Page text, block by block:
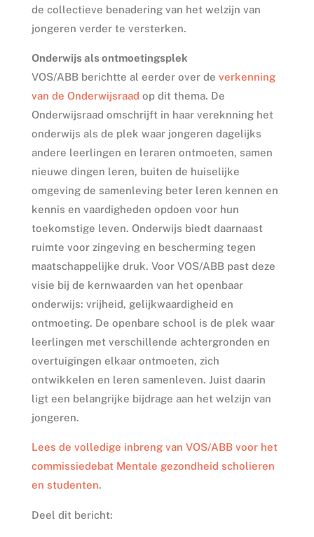
de collectieve benadering van het welzijn van
jongeren verder te versterken.
Onderwijs als ontmoetingsplek
VOS/ABB berichtte al eerder over de verkenning
van de Onderwijsraad op dit thema. De
Onderwijsraad omschrijft in haar vereknning het
onderwijs als de plek waar jongeren dagelijks
andere leerlingen en leraren ontmoeten, samen
nieuwe dingen leren, buiten de huiselijke
omgeving de samenleving beter leren kennen en
kennis en vaardigheden opdoen voor hun
toekomstige leven. Onderwijs biedt daarnaast
ruimte voor zingeving en bescherming tegen
maatschappelijke druk. Voor VOS/ABB past deze
visie bij de kernwaarden van het openbaar
onderwijs: vrijheid, gelijkwaardigheid en
ontmoeting. De openbare school is de plek waar
leerlingen met verschillende achtergronden en
overtuigingen elkaar ontmoeten, zich
ontwikkelen en leren samenleven. Juist daarin
ligt een belangrijke bijdrage aan het welzijn van
jongeren.
Lees de volledige inbreng van VOS/ABB voor het
commissiedebat Mentale gezondheid scholieren
en studenten.
Deel dit bericht: